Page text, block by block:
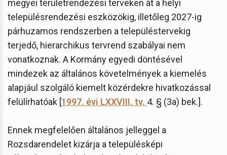
megyei területrendezési terveken át a helyi
településrendezési eszközökig, illetőleg 2027-ig
párhuzamos rendszerben a településtervekig
terjedő, hierarchikus tervrend szabályai nem
vonatkoznak. A Kormány egyedi döntésével
mindezek az általános követelmények a kiemelés
alapjául szolgáló kiemelt közérdekre hivatkozással
felülírhatóak [1997. évi LXXVIII. tv. 4. § (3a) bek.].
Ennek megfelelően általános jelleggel a
Rozsdarendelet kizárja a településképi